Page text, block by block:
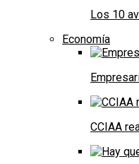
Los 10
Economía
CCIAA